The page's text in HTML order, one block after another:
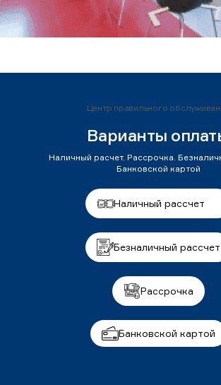
Центр правильного
Варианты
Наличный расчет. Рассрочка.
Банковской картой
Наличный рассчет
Безналичный рассчет
Рассрочка
Банковской картой